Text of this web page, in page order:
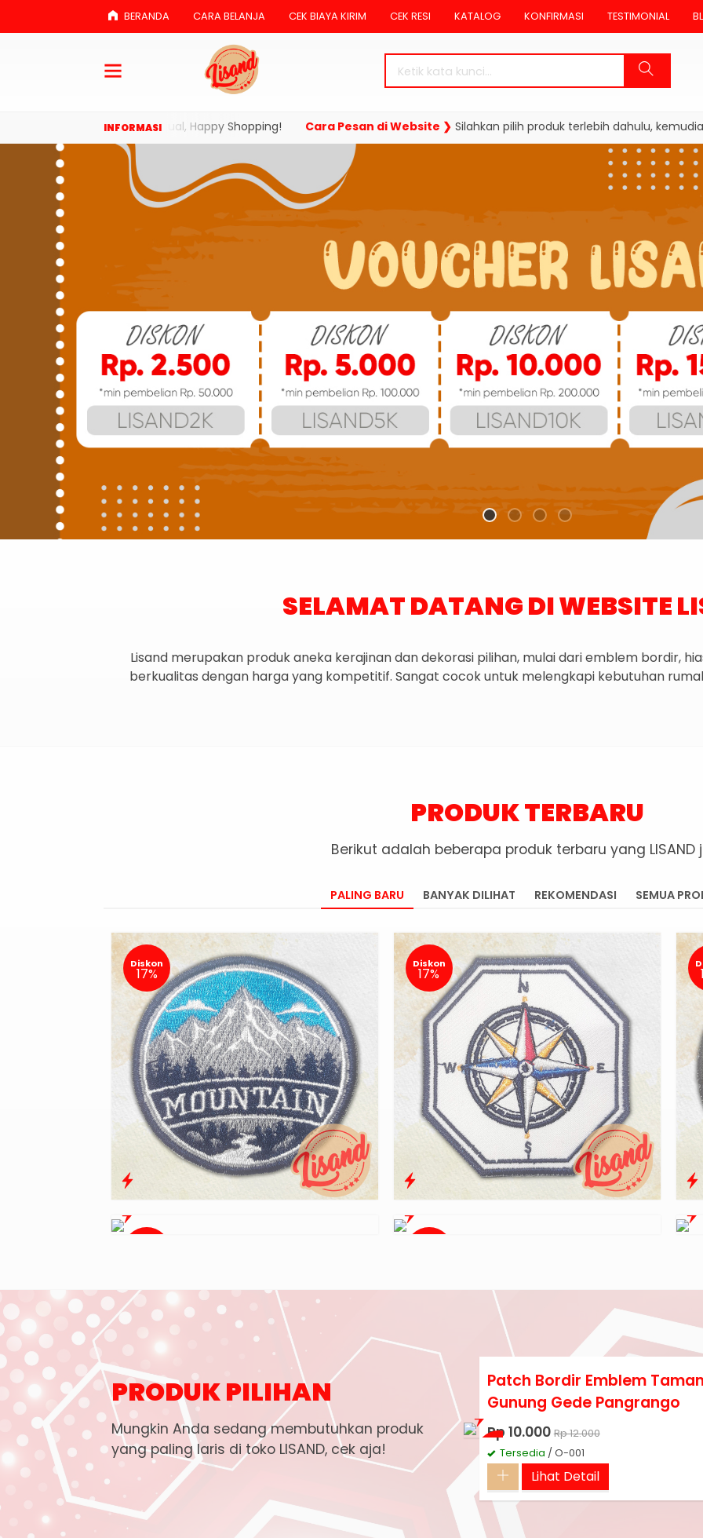
BERANDA CARA BELANJA CEK BIAYA KIRIM CEK RESI KATALOG KONFIRMASI TESTIMONIAL
produk yang kami jual, Happy Shopping! Cara Pesan di Website ❯Silahkan pilih produk terlebih dahulu, kemudian
SELAMAT DATANG DI WEBSITE
Lisand merupakan produk aneka kerajinan dan dekorasi pilihan, mulai dari emblem bordir,
berkualitas dengan harga yang kompetitif. Sangat cocok untuk melengkapi kebutuhan
PRODUK TERBARU
Berikut adalah beberapa produk terbaru yang LISAND
PALING BARU BANYAK DILIHAT REKOMENDASI SEMUA
Diskon
17%
Diskon
17%
PRODUK PILIHAN
Mungkin Anda sedang membutuhkan produk
yang paling laris di toko LISAND, cek aja!
Diskon
17%
Patch Bordir Emblem
Gunung Gede Pangrango
Rp 10.000 Rp 12.000
Tersedia / O-001
Lihat Detail